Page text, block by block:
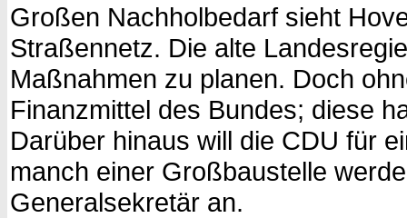
Großen Nachholbedarf sieht
Straßennetz. Die alte
Maßnahmen zu planen. Doch
Finanzmittel des Bundes; diese
Darüber hinaus will die CDU für
manch einer Großbaustelle
Generalsekretär an.